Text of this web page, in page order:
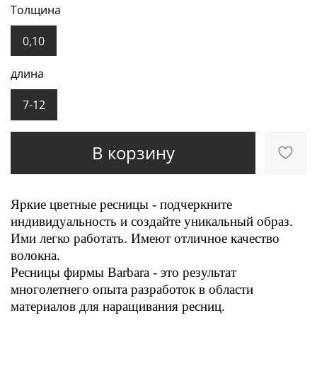
В корзину
Толщина
0,10
длина
7-12
Яркие цветные ресницы - подчеркните
индивидуальность и создайте уникальный образ.
Ими легко работать. Имеют отличное качество
волокна.
Ресницы фирмы Barbara - это результат
многолетнего опыта разработок в области
материалов для наращивания ресниц.